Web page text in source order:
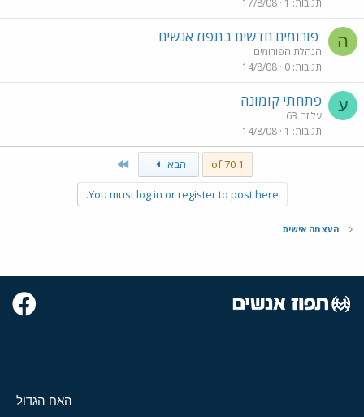
תגובות 1
17/8/08
ה פורומים חדשים בתפוז אנשים
הנהלת הפורומים
תגובות 0
14/8/08
ע פתחתי קומונה
עליזה 63
תגובות 1
14/8/08
1 of 70 הבא
You must log in or register to post here.
העצמה אישית
האח הגדול